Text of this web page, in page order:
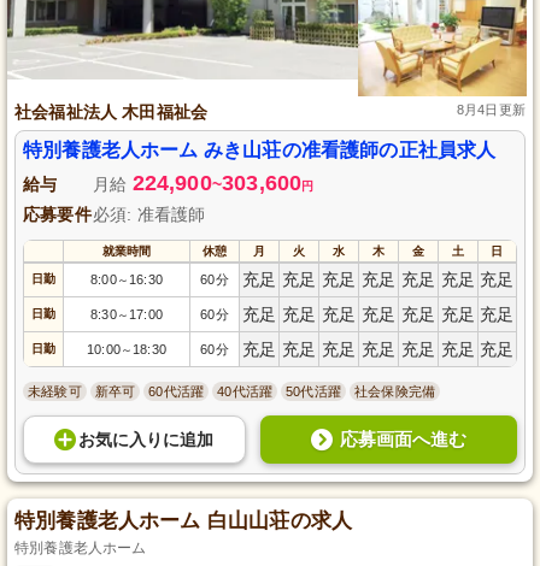
社会福祉法人 木田福祉会 8月4日更新
特別養護老人ホーム みき山荘の准看護師の正社員求人
給与 月給 224,900~303,600円
応募要件必須: 准看護師
就業時間 休憩 月 火 水 木 金 土 日
日勤 8:00～ 16:30 60分 充足 充足 充足 充足 充足 充足 充足
日勤 8:30～ 17:00 60分 充足 充足 充足 充足 充足 充足 充足
日勤 10:00～ 18:30 60分 充足 充足 充足 充足 充足 充足 充足
未経験可 新卒可 60代活躍 40代活躍 50代活躍 社会保険完備
お気に入り に追加 応募画面へ進む
特別養護老人ホーム 白山山荘の求人
特別養護老人ホーム